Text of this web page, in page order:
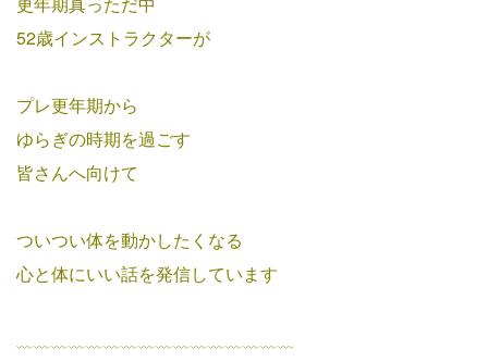
52歳インストラクターが
プレ更年期から
ゆらぎの時期を過ごす
皆さんへ向けて
ついつい体を動かしたくなる
心と体にいい話を発信しています
﹏﹏﹏﹏﹏﹏﹏﹏﹏﹏﹏﹏﹏﹏﹏﹏